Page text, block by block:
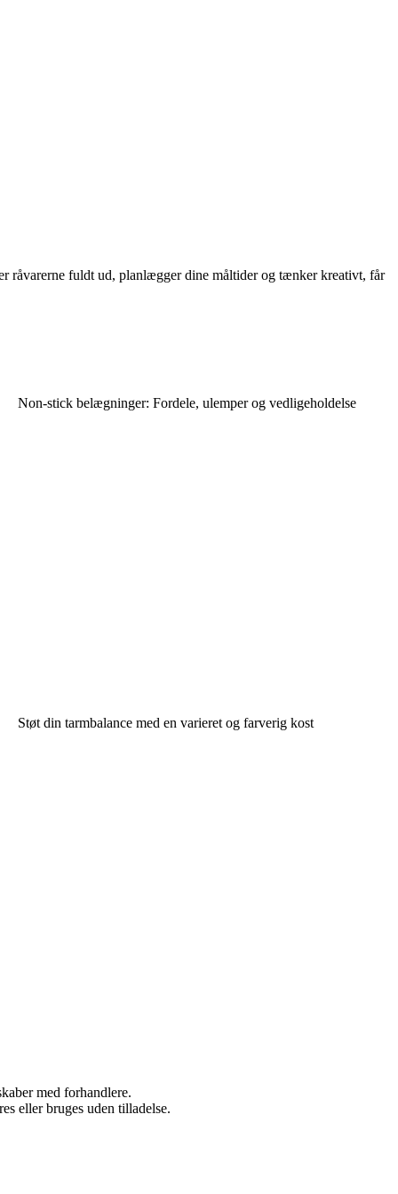
råvarerne fuldt ud, planlægger dine måltider og tænker kreativt, får
Non-stick belægninger: Fordele, ulemper og vedligeholdelse
Støt din tarmbalance med en varieret og farverig kost
med forhandlere.
eller bruges uden tilladelse.